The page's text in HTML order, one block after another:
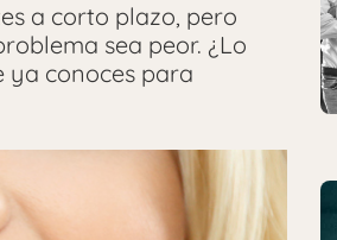
a corto plazo, pero
sea peor. ¿Lo
ya conoces para